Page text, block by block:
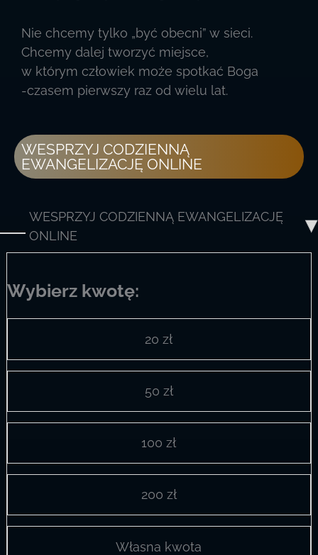
Nie chcemy tylko „być obecni” w sieci.
Chcemy dalej tworzyć miejsce,
w którym człowiek może spotkać Boga
-czasem pierwszy raz od wielu lat.
WESPRZYJ CODZIENNĄ
EWANGELIZACJĘ ONLINE
WESPRZYJ CODZIENNĄ EWANGELIZACJĘ
ONLINE
Wybierz kwotę:
20 zł
50 zł
100 zł
200 zł
Własna kwota